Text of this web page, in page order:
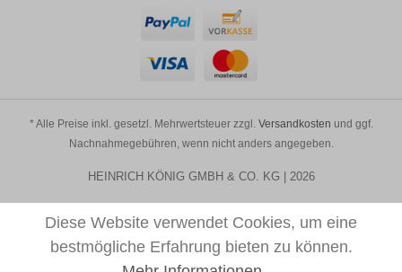
* Alle Preise inkl. gesetzl. Mehrwertsteuer zzgl. Versandkosten und ggf.
Nachnahmegebühren, wenn nicht anders angegeben.
HEINRICH KÖNIG GMBH & CO. KG | 2026
Diese Website verwendet Cookies, um eine
bestmögliche Erfahrung bieten zu können.